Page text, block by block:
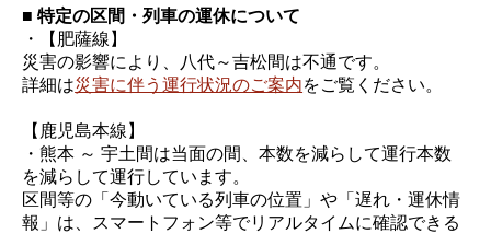
■ 特定の区間・列車の運休について
・【肥薩線】
災害の影響により、八代～吉松間は不通です。
詳細は災害に伴う運行状況のご案内をご覧ください。
【鹿児島本線】
・熊本 ～ 宇土間は当面の間、本数を減らして運行本数
を減らして運行しています。
区間等の「今動いている列車の位置」や「遅れ・運休情
報」は、スマートフォン等でリアルタイムに確認できる